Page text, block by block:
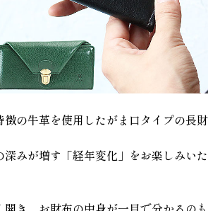
徴の牛革を使用したがま口タイプの長財
みが増す「経年変化」をお楽しみいた